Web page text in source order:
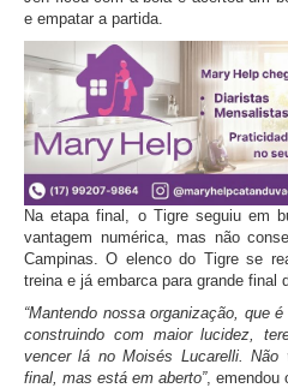
e empatar a partida.
Na etapa final, o Tigre seguiu em
vantagem numérica, mas não
Campinas. O elenco do Tigre se
treina e já embarca para grande final
“Mantendo nossa organização, que
construindo com maior lucidez,
vencer lá no Moisés Lucarelli.
final, mas está em aberto”, emendou